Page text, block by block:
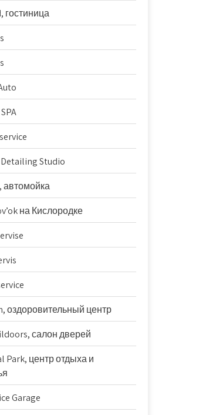
гостиница
Studio
автомойка
на Кислородке
оздоровительный центр
салон дверей
Park, центр отдыха и
Garage